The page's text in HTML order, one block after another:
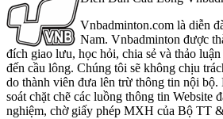
Vnbadminton.com là diễn
Nam. Vnbadminton được
đích giao lưu, học hỏi, chia sẻ và thảo
đến cầu lông. Chúng tôi sẽ không chịu
do thành viên đưa lên trừ thông tin nội bộ.
soát chặt chẽ các luồng thông tin Website
nghiệm, chờ giấy phép MXH của Bộ TT